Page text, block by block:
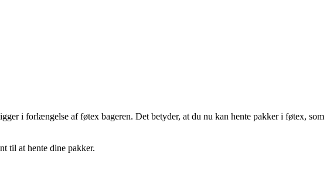
i forlængelse af føtex bageren. Det betyder, at du nu kan hente pakker i føtex, som
til at hente dine pakker.